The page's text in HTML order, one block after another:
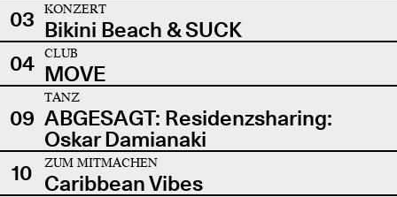
03
KONZERT
Bikini Beach & SUCK
04
CLUB
MOVE
09
TANZ
ABGESAGT: Residenzsharing:
Oskar Damianaki
10
ZUM MITMACHEN
Caribbean Vibes